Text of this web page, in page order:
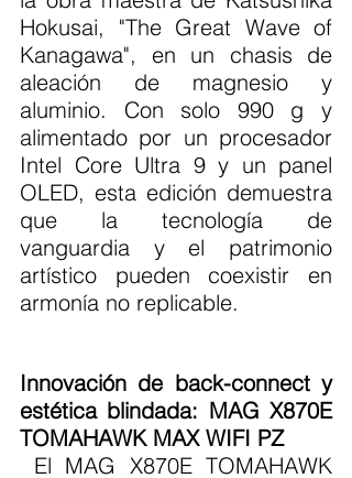
Hokusai, "The Great Wave of
Kanagawa", en un chasis de
aleación de magnesio y
aluminio. Con solo 990 g y
alimentado por un procesador
Intel Core Ultra 9 y un panel
OLED, esta edición demuestra
que la tecnología de
vanguardia y el patrimonio
artístico pueden coexistir en
armonía no replicable.
Innovación de back-connect y
estética blindada: MAG X870E
TOMAHAWK MAX WIFI PZ